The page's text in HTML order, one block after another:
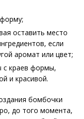
оставить место
если
аромат или цвет;
с краев формы,
и красивой.
бомбочки
до того момента,